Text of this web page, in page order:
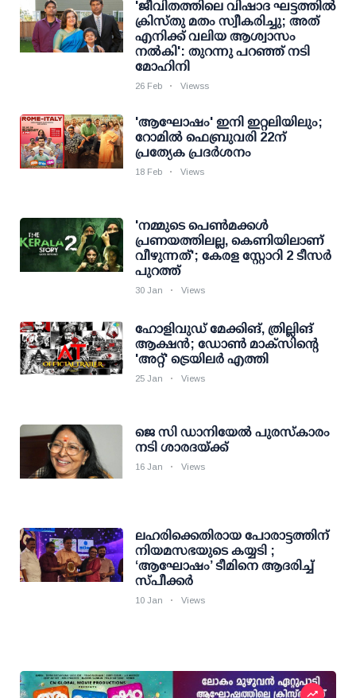
'ജീവിതത്തിലെ വിഷാദ ഘട്ടത്തില്‍
ക്രിസ്തു മതം സ്വീകരിച്ചു; അത്
എനിക്ക് വലിയ ആശ്വാസം
നല്‍കി': തുറന്നു പറഞ്ഞ് നടി
മോഹിനി
26 Feb Viewss
'ആഘോഷം' ഇനി ഇറ്റലിയിലും;
റോമിൽ ഫെബ്രുവരി 22ന്
പ്രത്യേക പ്രദർശനം
18 Feb Views
'നമ്മുടെ പെണ്‍മക്കള്‍
പ്രണയത്തിലല്ല, കെണിയിലാണ്
വീഴുന്നത്'; കേരള സ്റ്റോറി 2 ടീസര്‍
പുറത്ത്
30 Jan Views
ഹോളിവുഡ് മേക്കിങ്, ത്രില്ലിങ്
ആക്ഷൻ; ഡോൺ മാക്സിന്റെ
'അറ്റ്' ട്രെയിലർ എത്തി
25 Jan Views
ജെ സി ഡാനിയേല്‍ പുരസ്‌കാരം
നടി ശാരദയ്ക്ക്
16 Jan Views
ലഹരിക്കെതിരായ പോരാട്ടത്തിന്
നിയമസഭയുടെ കയ്യടി ;
‘ആഘോഷം’ ടീമിനെ ആദരിച്ച്
സ്പീക്കർ
10 Jan Views